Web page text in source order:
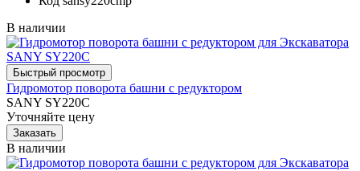
В наличии
Гидромотор поворота башни с редуктором
SANY SY220C
Уточняйте цену
В наличии